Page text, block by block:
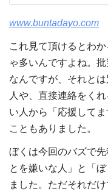
www.buntadayo.com
これ見て頂けるとわ
ゃ多いんですよね。
なんですが、それと
人や、直接連絡をく
い人から「応援して
こともありました。
ぼくは今回のバズで
とを嫌いな人」と「
ました。ただそれだけ